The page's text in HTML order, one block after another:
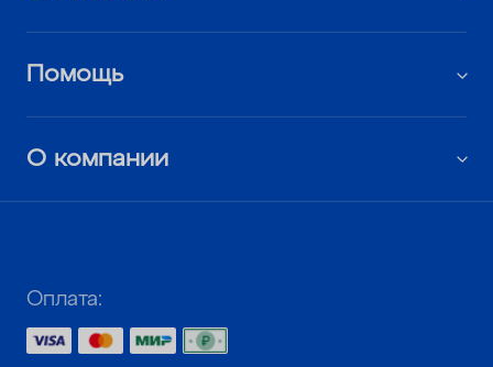
Помощь
О компании
Оплата: